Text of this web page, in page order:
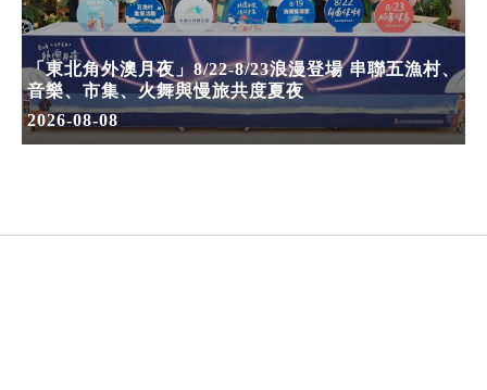
「東北角外澳月夜」8/22-8/23浪漫登場 串聯五漁村、
音樂、市集、火舞與慢旅共度夏夜
2026-08-08